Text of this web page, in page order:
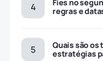
Fies no
regras e
Quais são
estratégias